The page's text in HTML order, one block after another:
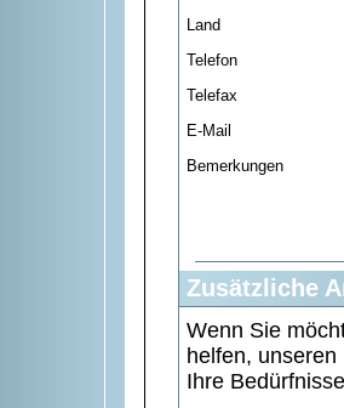
Land
Telefon
Telefax
E-Mail
Bemerkungen
Zusätzliche
Wenn Sie
helfen,
Ihre